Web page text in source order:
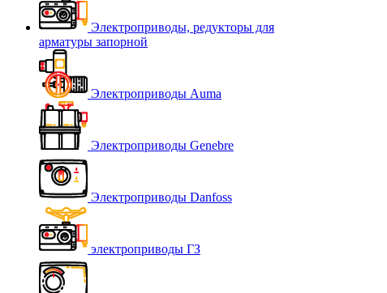
Электроприводы, редукторы для
арматуры запорной
Электроприводы Auma
Электроприводы Genebre
Электроприводы Danfoss
электроприводы ГЗ